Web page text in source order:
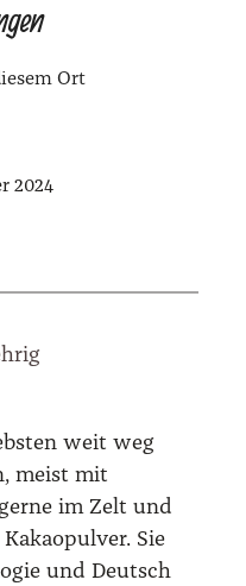
Ort
2024
weit weg
meist mit
im Zelt und
Sie
und Deutsch